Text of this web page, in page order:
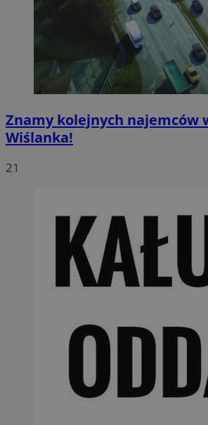
Znamy kolejnych najemców
Wiślanka!
21